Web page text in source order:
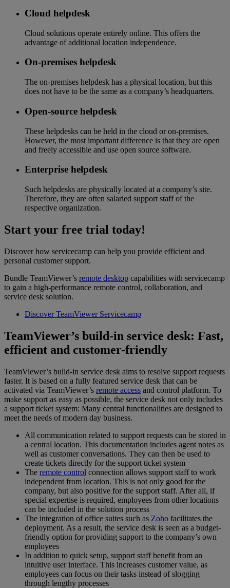
Cloud helpdesk
Cloud solutions operate entirely online. This offers the
advantage of additional location independence.
On-premises helpdesk
The on-premises helpdesk has a physical location, but this
does not have to be the same as a company’s headquarters.
Open-source helpdesk
These helpdesks can be held in the cloud or on-premises.
However, the most important difference is that they are open
and freely accessible and use open source software.
Enterprise helpdesk
Such helpdesks are physically located at a company’s site.
Therefore, they are often salaried support staff of the
respective organization.
Start your free trial today!
Discover how servicecamp can help you provide efficient and
personal customer support.
Bundle TeamViewer’s remote desktop capabilities with servicecamp
to gain a high-performance remote control, collaboration, and
service desk solution.
Discover TeamViewer Servicecamp
TeamViewer’s build-in service desk: Fast,
efficient and customer-friendly
TeamViewer’s build-in service desk aims to resolve support requests
faster. It is based on a fully featured service desk that can be
activated via TeamViewer’s remote access and control platform. To
make support as easy as possible, the service desk not only includes
a support ticket system: Many central functionalities are designed to
meet the needs of modern day business.
All communication related to support requests can be stored in
a central location. This documentation includes agent notes as
well as customer conversations. They can then be used to
create tickets directly for the support ticket system
The remote control connection allows support staff to work
independent from location. This is not only good for the
company, but also positive for the support staff. After all, if
special expertise is required, employees from other locations
can be included in the solution process
The integration of office suites such as Zoho facilitates the
deployment. As a result, the service desk is seen as a budget-
friendly option for providing support to the company’s own
employees
In addition to quick setup, support staff benefit from an
intuitive user interface. This increases customer value, as
employees can focus on their tasks instead of slogging
through lengthy processes